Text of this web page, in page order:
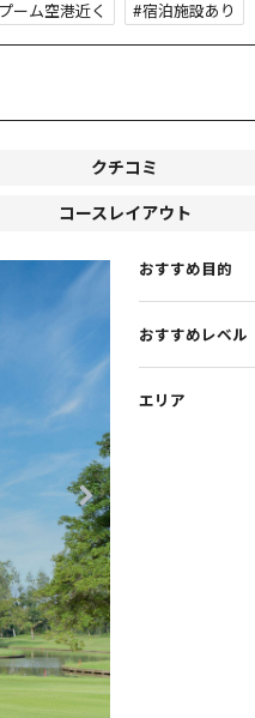
ーム空港近く 宿泊施設あり
クチコミ
コースレイアウト
おすすめ目的
おすすめレベル
エリア